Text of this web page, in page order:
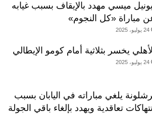
ميسي مهدد بالإيقاف بسبب غيابه
مباراة «كل النجوم»
24 يوليو، 2025
الأهلي يخسر بثلاثية أمام كومو الإيطالي
24 يوليو، 2025
يلغي مباراته في اليابان بسبب
انتهاكات تعاقدية ويهدد بإلغاء باقي الجولة